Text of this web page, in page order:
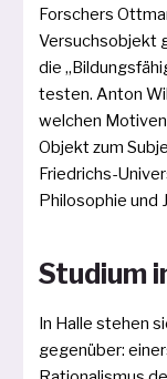
Forschers
Versuchsobjekt
die
tes­ten. Anton
wel­chen
Objekt zum
Friedrichs-
Philosophie und
Studium
In Halle ste­hen
gegen­über: